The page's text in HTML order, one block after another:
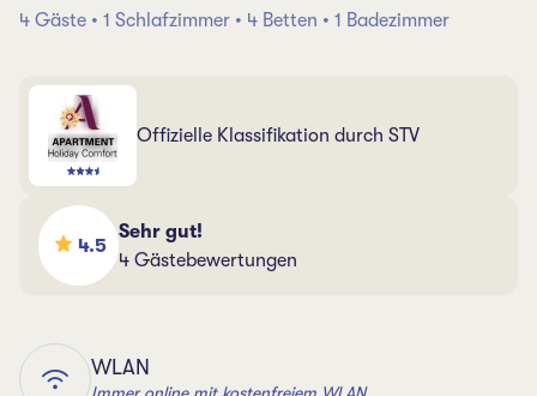
4 Gäste • 1 Schlafzimmer • 4 Betten • 1 Badezimmer
Offizielle Klassifikation durch STV
4.5
Sehr gut!
4 Gästebewertungen
WLAN
Immer online mit kostenfreiem WLAN